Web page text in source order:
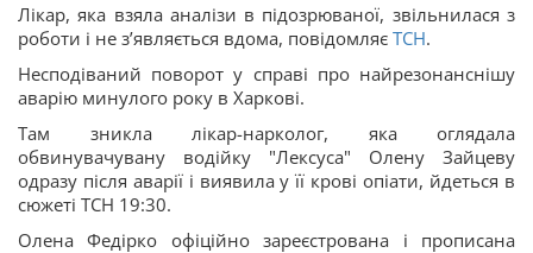
Лікар, яка взяла аналізи в підозрюваної, звільнилася з
роботи і не з’являється вдома, повідомляє ТСН.
Несподіваний поворот у справі про найрезонанснішу
аварію минулого року в Харкові.
Там зникла лікар-нарколог, яка оглядала
обвинувачувану водійку "Лексуса" Олену Зайцеву
одразу після аварії і виявила у її крові опіати, йдеться в
сюжеті ТСН 19:30.
Олена Федірко офіційно зареєстрована і прописана